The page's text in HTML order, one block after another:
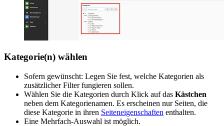
Kategorie(n) wählen
Sofern gewünscht: Legen Sie fest, welche Kategorien als
zusätzlicher Filter fungieren sollen.
Wählen Sie die Kategorien durch Klick auf das Kästchen
neben dem Kategorienamen. Es erscheinen nur Seiten, die
diese Kategorie in ihren Seiteneigenschaften enthalten.
Eine Mehrfach-Auswahl ist möglich.